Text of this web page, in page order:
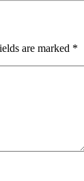
are marked *